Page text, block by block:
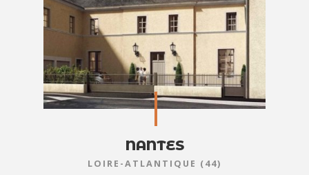
NANTES
LOIRE-ATLANTIQUE (44)